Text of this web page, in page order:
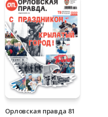
Орловская правда 81